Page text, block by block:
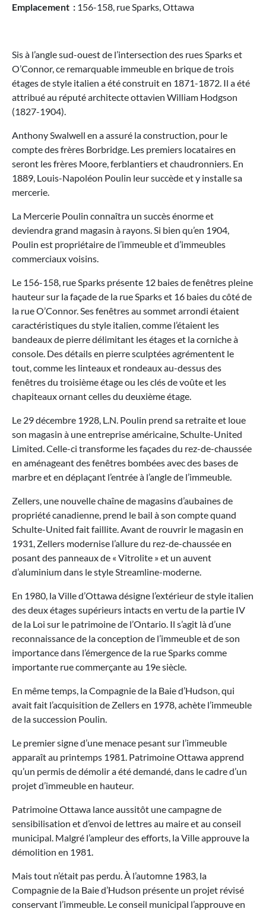
Emplacement : 156-158, rue Sparks, Ottawa
Sis à l’angle sud-ouest de l’intersection des rues Sparks et
O’Connor, ce remarquable immeuble en brique de trois
étages de style italien a été construit en 1871-1872. Il a été
attribué au réputé architecte ottavien William Hodgson
(1827-1904).
Anthony Swalwell en a assuré la construction, pour le
compte des frères Borbridge. Les premiers locataires en
seront les frères Moore, ferblantiers et chaudronniers. En
1889, Louis-Napoléon Poulin leur succède et y installe sa
mercerie.
La Mercerie Poulin connaîtra un succès énorme et
deviendra grand magasin à rayons. Si bien qu’en 1904,
Poulin est propriétaire de l’immeuble et d’immeubles
commerciaux voisins.
Le 156-158, rue Sparks présente 12 baies de fenêtres pleine
hauteur sur la façade de la rue Sparks et 16 baies du côté de
la rue O’Connor. Ses fenêtres au sommet arrondi étaient
caractéristiques du style italien, comme l’étaient les
bandeaux de pierre délimitant les étages et la corniche à
console. Des détails en pierre sculptées agrémentent le
tout, comme les linteaux et rondeaux au-dessus des
fenêtres du troisième étage ou les clés de voûte et les
chapiteaux ornant celles du deuxième étage.
Le 29 décembre 1928, L.N. Poulin prend sa retraite et loue
son magasin à une entreprise américaine, Schulte-United
Limited. Celle-ci transforme les façades du rez-de-chaussée
en aménageant des fenêtres bombées avec des bases de
marbre et en déplaçant l’entrée à l’angle de l’immeuble.
Zellers, une nouvelle chaîne de magasins d’aubaines de
propriété canadienne, prend le bail à son compte quand
Schulte-United fait faillite. Avant de rouvrir le magasin en
1931, Zellers modernise l’allure du rez-de-chaussée en
posant des panneaux de « Vitrolite » et un auvent
d’aluminium dans le style Streamline-moderne.
En 1980, la Ville d’Ottawa désigne l’extérieur de style italien
des deux étages supérieurs intacts en vertu de la partie IV
de la Loi sur le patrimoine de l’Ontario. Il s’agit là d’une
reconnaissance de la conception de l’immeuble et de son
importance dans l’émergence de la rue Sparks comme
importante rue commerçante au 19e siècle.
En même temps, la Compagnie de la Baie d’Hudson, qui
avait fait l’acquisition de Zellers en 1978, achète l’immeuble
de la succession Poulin.
Le premier signe d’une menace pesant sur l’immeuble
apparaît au printemps 1981. Patrimoine Ottawa apprend
qu’un permis de démolir a été demandé, dans le cadre d’un
projet d’immeuble en hauteur.
Patrimoine Ottawa lance aussitôt une campagne de
sensibilisation et d’envoi de lettres au maire et au conseil
municipal. Malgré l’ampleur des efforts, la Ville approuve la
démolition en 1981.
Mais tout n’était pas perdu. À l’automne 1983, la
Compagnie de la Baie d’Hudson présente un projet révisé
conservant l’immeuble. Le conseil municipal l’approuve en